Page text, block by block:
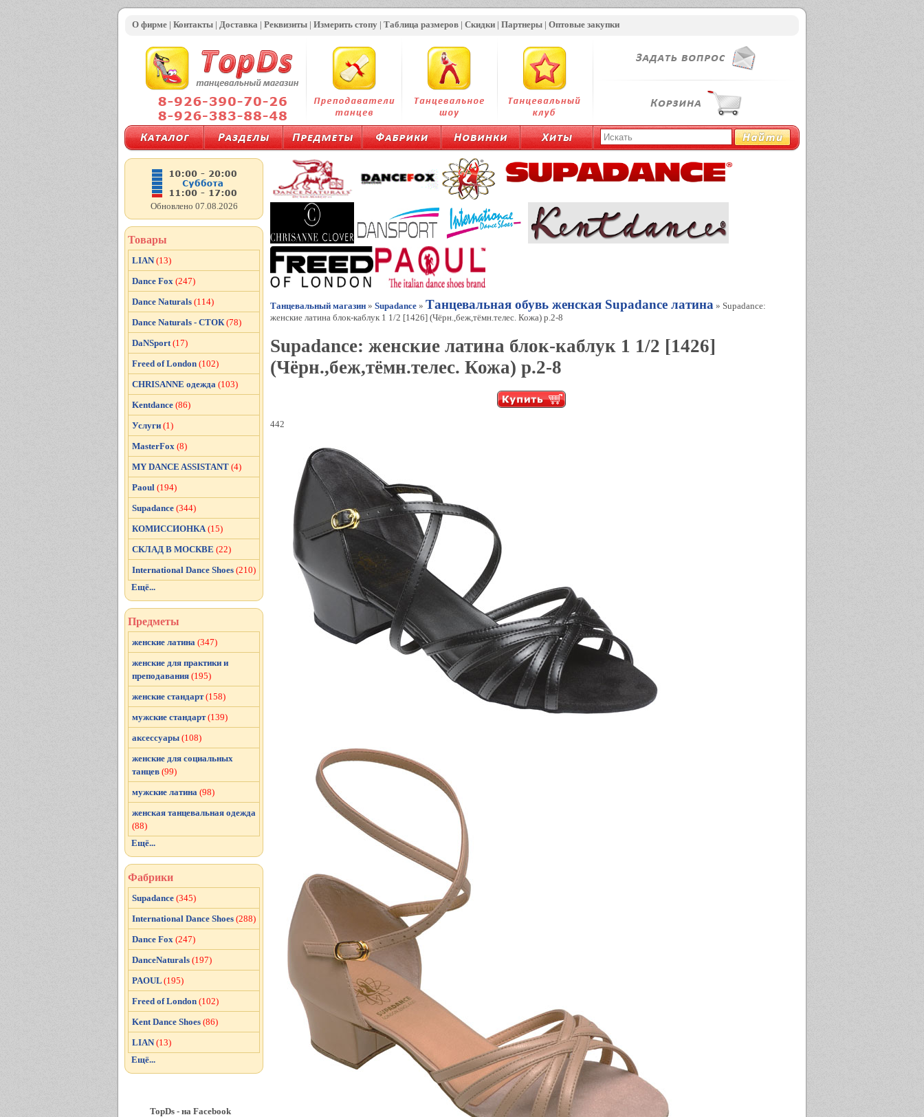
О фирме | Контакты | Доставка | Реквизиты | Измерить стопу | Таблица размеров | Скидки | Партнеры | Оптовые закупки
Танцевальный магазин » Supadance » Танцевальная обувь женская Supadance латина » Supadance:
женские латина блок-каблук 1 1/2 [1426] (Чёрн.,беж,тёмн.телес. Кожа) р.2-8
Supadance: женские латина блок-каблук 1 1/2 [1426]
(Чёрн.,беж,тёмн.телес. Кожа) р.2-8
442
Обновлено 07.08.2026
Товары
LIAN (13)
Dance Fox (247)
Dance Naturals (114)
Dance Naturals - СТОК (78)
DaNSport (17)
Freed of London (102)
CHRISANNE одежда (103)
Kentdance (86)
Услуги (1)
MasterFox (8)
MY DANCE ASSISTANT (4)
Paoul (194)
Supadance (344)
КОМИССИОНКА (15)
СКЛАД В МОСКВЕ (22)
International Dance Shoes (210)
Ещё...
Предметы
женские латина (347)
женские для практики и
преподавания (195)
женские стандарт (158)
мужские стандарт (139)
аксессуары (108)
женские для социальных
танцев (99)
мужские латина (98)
женская танцевальная одежда
(88)
Ещё...
Фабрики
Supadance (345)
International Dance Shoes (288)
Dance Fox (247)
DanceNaturals (197)
PAOUL (195)
Freed of London (102)
Kent Dance Shoes (86)
LIAN (13)
Ещё...
TopDs - на Facebook